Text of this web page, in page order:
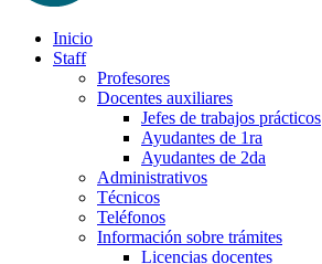
Inicio
Staff
Profesores
Docentes auxiliares
Jefes de trabajos prácticos
Ayudantes de 1ra
Ayudantes de 2da
Administrativos
Técnicos
Teléfonos
Información sobre trámites
Licencias docentes